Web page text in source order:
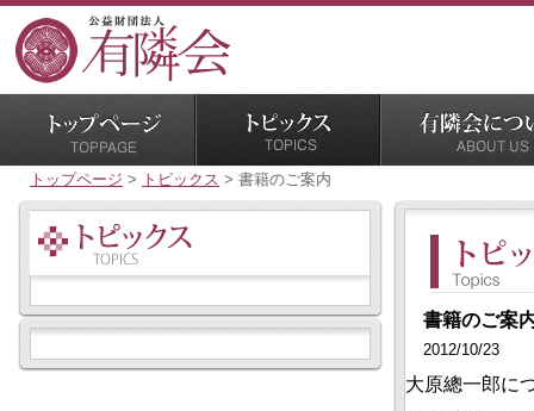
トップページ > トピックス > 書籍のご案内
書籍のご案
2012/10/23
大原總一郎に